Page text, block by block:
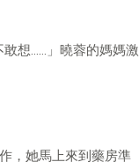
敢想……」曉蓉的媽媽激
，她馬上來到藥房準